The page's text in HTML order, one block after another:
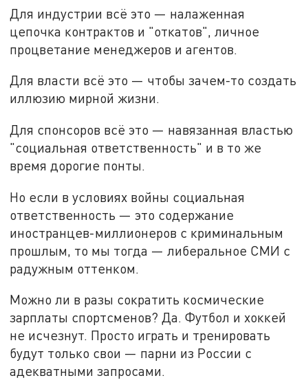
Для индустрии всё это — налаженная
цепочка контрактов и "откатов", личное
процветание менеджеров и агентов.
Для власти всё это — чтобы зачем-то создать
иллюзию мирной жизни.
Для спонсоров всё это — навязанная властью
"социальная ответственность" и в то же
время дорогие понты.
Но если в условиях войны социальная
ответственность — это содержание
иностранцев-миллионеров с криминальным
прошлым, то мы тогда — либеральное СМИ с
радужным оттенком.
Можно ли в разы сократить космические
зарплаты спортсменов? Да. Футбол и хоккей
не исчезнут. Просто играть и тренировать
будут только свои — парни из России с
адекватными запросами.